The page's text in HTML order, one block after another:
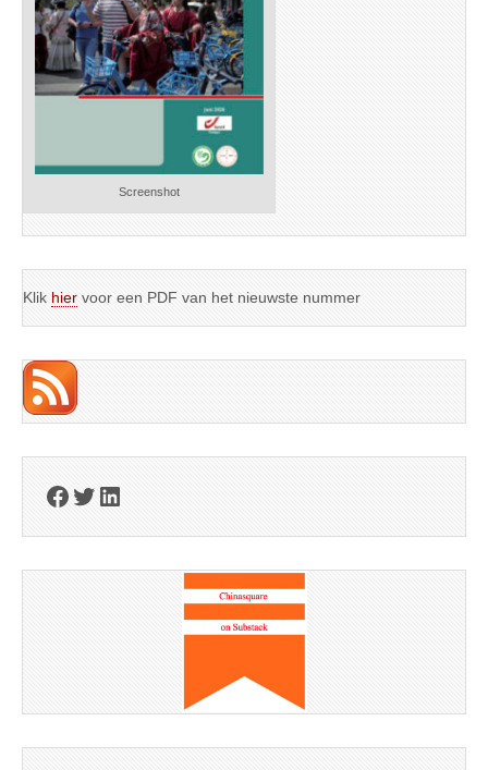
Screenshot
Klik hier voor een PDF van het nieuwste nummer
Facebook
Twitter
LinkedIn